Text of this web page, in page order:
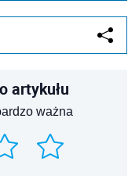
artykułu
ważna